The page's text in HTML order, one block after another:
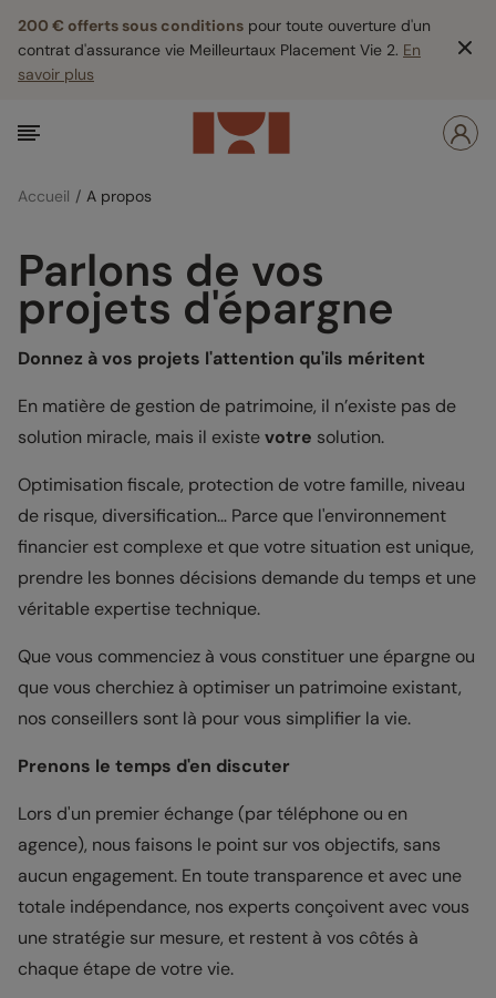
200 € offerts sous conditions pour toute ouverture d'un
contrat d'assurance vie Meilleurtaux Placement Vie 2. En
savoir plus
Accueil A propos
Parlons de vos
projets d'épargne
Donnez à vos projets l'attention qu'ils méritent
En matière de gestion de patrimoine, il n’existe pas de
solution miracle, mais il existevotre solution.
Optimisation fiscale, protection de votre famille, niveau
de risque, diversification… Parce que l'environnement
financier est complexe et que votre situation est unique,
prendre les bonnes décisions demande du temps et une
véritable expertise technique.
Que vous commenciez à vous constituer une épargne ou
que vous cherchiez à optimiser un patrimoine existant,
nos conseillers sont là pour vous simplifier la vie.
Prenons le temps d'en discuter
Lors d'un premier échange (par téléphone ou en
agence), nous faisons le point sur vos objectifs, sans
aucun engagement. En toute transparence et avec une
totale indépendance, nos experts conçoivent avec vous
une stratégie sur mesure, et restent à vos côtés à
chaque étape de votre vie.